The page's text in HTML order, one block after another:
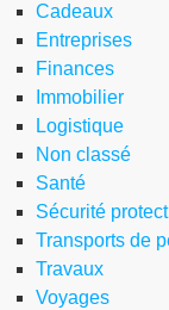
Cadeaux
Entreprises
Finances
Immobilier
Logistique
Non classé
Santé
Sécurité
Transports de
Travaux
Voyages